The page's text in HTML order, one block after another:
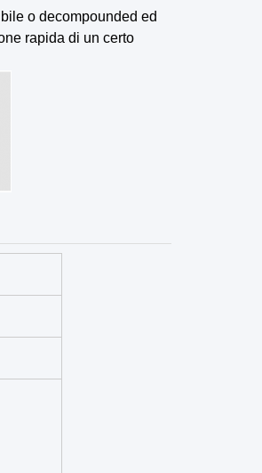
o decompounded ed
rapida di un certo